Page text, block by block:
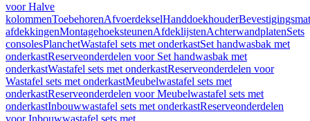
voor Halve
kolommenToebehorenAfvoerdekselHanddoekhouder
afdekkingenMontagehoeksteunenAfdeklijstenAchterwandplatenSets
consolesPlanchetWastafel sets met onderkastSet handwasbak met
onderkastReserveonderdelen voor Set handwasbak met
onderkastWastafel sets met onderkastReserveonderdelen voor
Wastafel sets met onderkastMeubelwastafel sets met
onderkastReserveonderdelen voor Meubelwastafel sets met
onderkastInbouwwastafel sets met onderkastReserveonderdelen
voor Inbouwwastafel sets met